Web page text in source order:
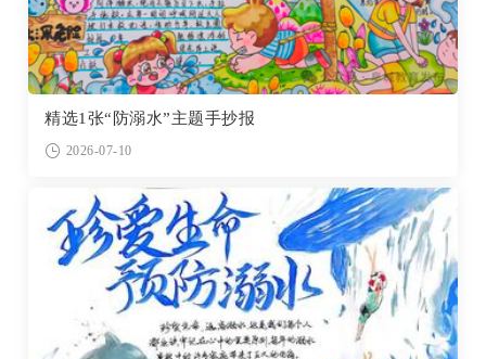
精选1张“防溺水”主题手抄报
2026-07-10